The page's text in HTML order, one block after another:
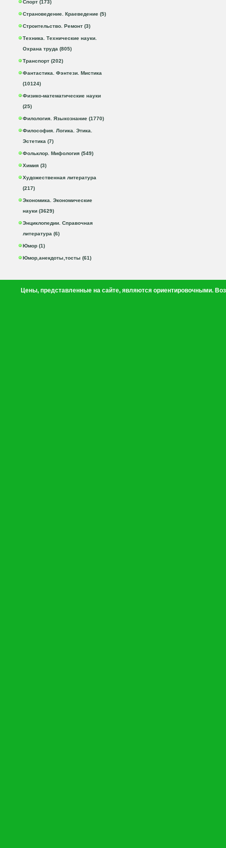
Спорт (173)
Страноведение. Краеведение (5)
Строительство. Ремонт (3)
Техника. Технические науки.
Охрана труда (805)
Транспорт (202)
Фантастика. Фэнтези. Мистика
(10124)
Физико-математические науки
(25)
Филология. Языкознание (1770)
Философия. Логика. Этика.
Эстетика (7)
Фольклор. Мифология (549)
Химия (3)
Художественная литература
(217)
Экономика. Экономические
науки (3629)
Энциклопедии. Справочная
литература (6)
Юмор (1)
Юмор,анекдоты,тосты (61)
Цены, представленные на сайте, являются ориентировочными.